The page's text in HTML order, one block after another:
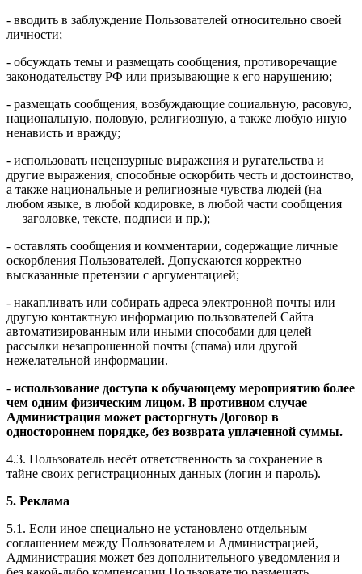
- вводить в заблуждение Пользователей относительно своей
личности;
- обсуждать темы и размещать сообщения, противоречащие
законодательству РФ или призывающие к его нарушению;
- размещать сообщения, возбуждающие социальную, расовую,
национальную, половую, религиозную, а также любую иную
ненависть и вражду;
- использовать нецензурные выражения и ругательства и
другие выражения, способные оскорбить честь и достоинство,
а также национальные и религиозные чувства людей (на
любом языке, в любой кодировке, в любой части сообщения
— заголовке, тексте, подписи и пр.);
- оставлять сообщения и комментарии, содержащие личные
оскорбления Пользователей. Допускаются корректно
высказанные претензии с аргументацией;
- накапливать или собирать адреса электронной почты или
другую контактную информацию пользователей Сайта
автоматизированным или иными способами для целей
рассылки незапрошенной почты (спама) или другой
нежелательной информации.
- использование доступа к обучающему мероприятию более
чем одним физическим лицом. В противном случае
Администрация может расторгнуть Договор в
одностороннем порядке, без возврата уплаченной суммы.
4.3. Пользователь несёт ответственность за сохранение в
тайне своих регистрационных данных (логин и пароль).
5. Реклама
5.1. Если иное специально не установлено отдельным
соглашением между Пользователем и Администрацией,
Администрация может без дополнительного уведомления и